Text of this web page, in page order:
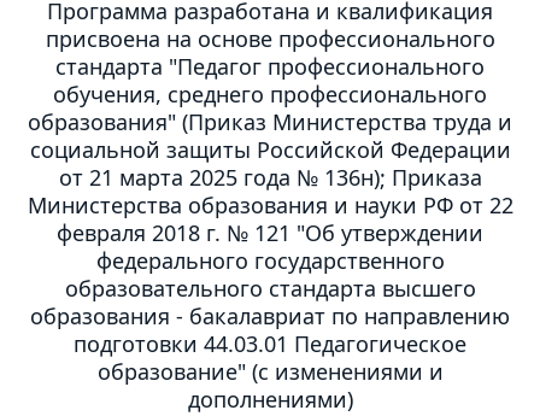
Программа разработана и квалификация
присвоена на основе профессионального
стандарта "Педагог профессионального
обучения, среднего профессионального
образования" (Приказ Министерства труда и
социальной защиты Российской Федерации
от 21 марта 2025 года № 136н); Приказа
Министерства образования и науки РФ от 22
февраля 2018 г. № 121 "Об утверждении
федерального государственного
образовательного стандарта высшего
образования - бакалавриат по направлению
подготовки 44.03.01 Педагогическое
образование" (с изменениями и
дополнениями)